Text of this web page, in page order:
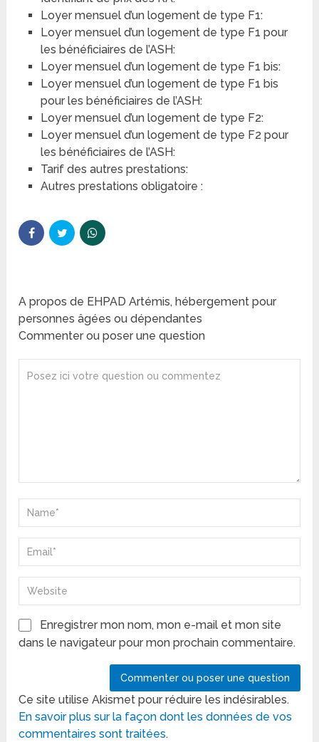
Loyer mensuel d’un logement de type F1:
Loyer mensuel d’un logement de type F1 pour
les bénéficiaires de l’ASH:
Loyer mensuel d’un logement de type F1 bis:
Loyer mensuel d’un logement de type F1 bis
pour les bénéficiaires de l’ASH:
Loyer mensuel d’un logement de type F2:
Loyer mensuel d’un logement de type F2 pour
les bénéficiaires de l’ASH:
Tarif des autres prestations:
Autres prestations obligatoire :
A propos de EHPAD Artémis, hébergement pour
personnes âgées ou dépendantes
Commenter ou poser une question
Enregistrer mon nom, mon e-mail et mon site
dans le navigateur pour mon prochain commentaire.
Ce site utilise Akismet pour réduire les indésirables.
En savoir plus sur la façon dont les données de vos
commentaires sont traitées.